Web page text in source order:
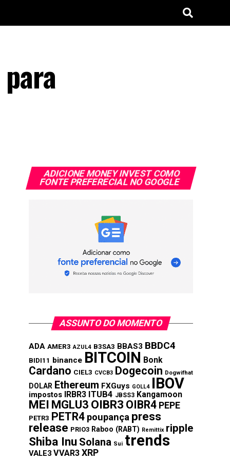
ADICIONE MONEY INVEST COMO
FONTE PREFERECIAL NO GOOGLE
ASSUNTO DO MOMENTO
ADA AMER3 AZUL4 B3SA3 BBAS3 BBDC4
BIDI11 binance BITCOIN Bonk
Cardano CIEL3 CVCB3 Dogecoin Dogwifhat
DOLAR Ethereum FXGuys GOLL4 IBOV
impostos IRBR3 ITUB4 JBSS3 Kangamoon
MEI MGLU3 OIBR3 OIBR4 PEPE
PETR3 PETR4 poupança press
release PRIO3 Raboo (RABT) Remittix ripple
Shiba Inu Solana Sui trends
VALE3 VVAR3 XRP